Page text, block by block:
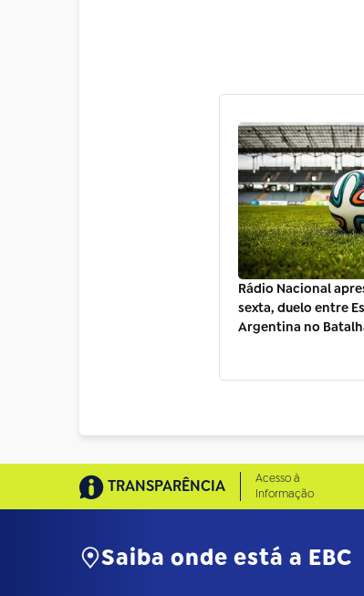
Rádio Nacional
sexta, duelo entre
Argentina no
TRANSPARÊNCIA
Acesso à
Informação
Saiba onde está a EBC